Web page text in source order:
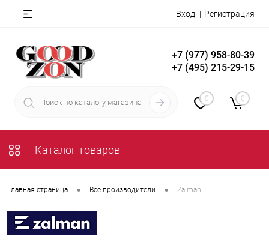
Вход Регистрация
+7 (977) 958-80-39
+7 (495) 215-29-15
0 0
Каталог товаров
Главная страница • Все производители • Zalman